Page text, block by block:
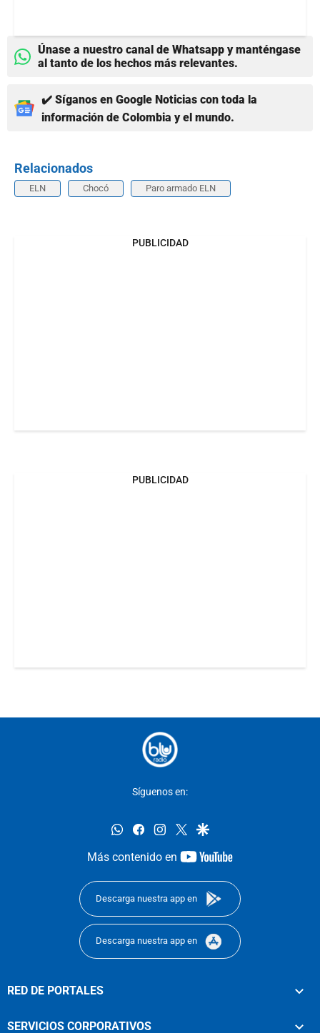
Únase a nuestro canal de Whatsapp y manténgase
al tanto de los hechos más relevantes.
✔️ Síganos en Google Noticias con toda la
información de Colombia y el mundo.
Relacionados
ELN Chocó Paro armado ELN
PUBLICIDAD
PUBLICIDAD
Síguenos en:
whatsappfacebookinstagram
twittergoogle
Más contenido en
youtube-
Descarga nuestra app en
Descarga nuestra app en
RED DE PORTALES
SERVICIOS CORPORATIVOS